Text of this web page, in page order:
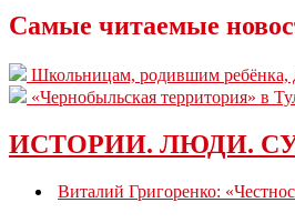
Самые читаемые
Школьницам, родившим ребёнка,
«Чернобыльская территория» в
ИСТОРИИ. ЛЮДИ.
Виталий Григоренко: